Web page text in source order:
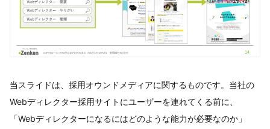
当スライドは、採用オウンドメディアに関するものです。当社の
Webディレクター採用サイトにユーザーを連れてくる前に、
「Webディレクターになるにはどのような能力が必要なのか」